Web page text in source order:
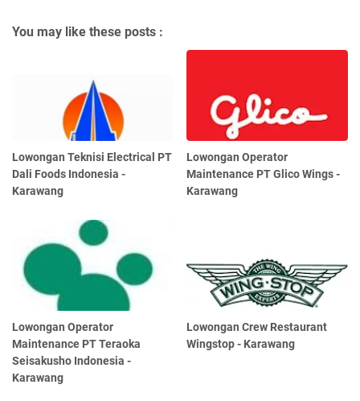
You may like these posts :
Lowongan Teknisi Electrical PT
Dali Foods Indonesia -
Karawang
Lowongan Operator
Maintenance PT Glico Wings -
Karawang
Lowongan Operator
Maintenance PT Teraoka
Seisakusho Indonesia -
Karawang
Lowongan Crew Restaurant
Wingstop - Karawang